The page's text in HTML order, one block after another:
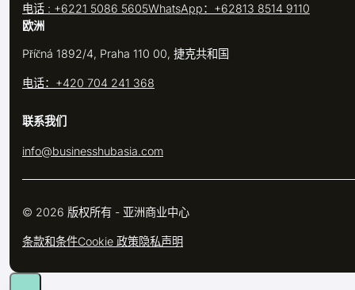
电话 : +6221 5086 5605WhatsApp：+62813 8514 9110
欧洲
Příčná 1892/4, Praha 110 00, 捷克共和国
电话：+420 704 241 368
联系我们
info@businesshubasia.com
© 2026 版权所有 - 亚洲商业中心
条款和条件Cookie 政策隐私声明